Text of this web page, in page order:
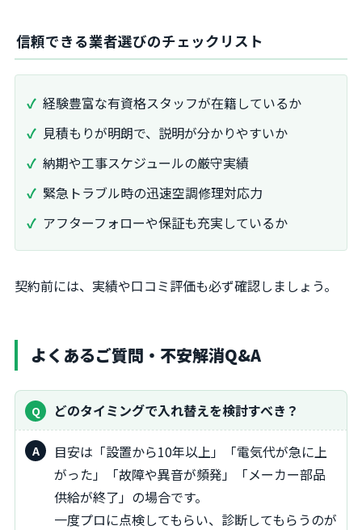
信頼できる業者選びのチェックリスト
経験豊富な有資格スタッフが在籍しているか
見積もりが明朗で、説明が分かりやすいか
納期や工事スケジュールの厳守実績
緊急トラブル時の迅速空調修理対応力
アフターフォローや保証も充実しているか
契約前には、実績や口コミ評価も必ず確認しましょう。
よくあるご質問・不安解消Q&A
どのタイミングで入れ替えを検討すべき？
目安は「設置から10年以上」「電気代が急に上
がった」「故障や異音が頻発」「メーカー部品
供給が終了」の場合です。
一度プロに点検してもらい、診断してもらうのが